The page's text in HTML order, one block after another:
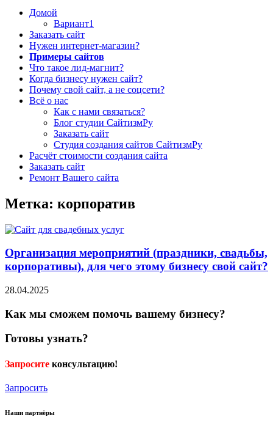
Домой
Вариант1
Заказать сайт
Нужен интернет-магазин?
Примеры сайтов
Что такое лид-магнит?
Когда бизнесу нужен сайт?
Почему свой сайт, а не соцсети?
Всё о нас
Как с нами связаться?
Блог студии СайтизмРу
Заказать сайт
Студия создания сайтов СайтизмРу
Расчёт стоимости создания сайта
Заказать сайт
Ремонт Вашего сайта
Метка: корпоратив
Организация мероприятий (праздники, свадьбы,
корпоративы), для чего этому бизнесу свой сайт?
28.04.2025
Как мы сможем помочь вашему бизнесу?
Готовы узнать?
Запросите консультацию!
Запросить
Наши партнёры